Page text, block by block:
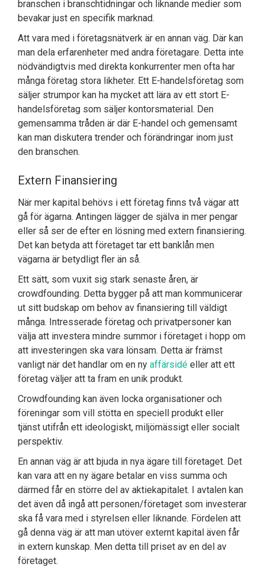
branschen i branschtidningar och liknande medier som
bevakar just en specifik marknad.
Att vara med i företagsnätverk är en annan väg. Där kan
man dela erfarenheter med andra företagare. Detta inte
nödvändigtvis med direkta konkurrenter men ofta har
många företag stora likheter. Ett E-handelsföretag som
säljer strumpor kan ha mycket att lära av ett stort E-
handelsföretag som säljer kontorsmaterial. Den
gemensamma tråden är där E-handel och gemensamt
kan man diskutera trender och förändringar inom just
den branschen.
Extern Finansiering
När mer kapital behövs i ett företag finns två vägar att
gå för ägarna. Antingen lägger de själva in mer pengar
eller så ser de efter en lösning med extern finansiering.
Det kan betyda att företaget tar ett banklån men
vägarna är betydligt fler än så.
Ett sätt, som vuxit sig stark senaste åren, är
crowdfounding. Detta bygger på att man kommunicerar
ut sitt budskap om behov av finansiering till väldigt
många. Intresserade företag och privatpersoner kan
välja att investera mindre summor i företaget i hopp om
att investeringen ska vara lönsam. Detta är främst
vanligt när det handlar om en ny affärsidé eller att ett
företag väljer att ta fram en unik produkt.
Crowdfounding kan även locka organisationer och
föreningar som vill stötta en speciell produkt eller
tjänst utifrån ett ideologiskt, miljömässigt eller socialt
perspektiv.
En annan väg är att bjuda in nya ägare till företaget. Det
kan vara att en ny ägare betalar en viss summa och
därmed får en större del av aktiekapitalet. I avtalen kan
det även då ingå att personen/företaget som investerar
ska få vara med i styrelsen eller liknande. Fördelen att
gå denna väg är att man utöver externt kapital även får
in extern kunskap. Men detta till priset av en del av
företaget.